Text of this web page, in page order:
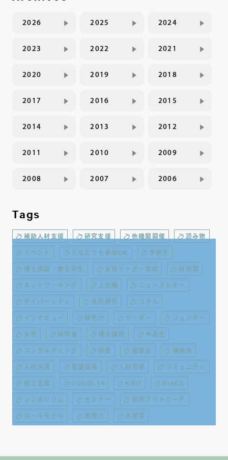
2026 2025 2024
2023 2022 2021
2020 2019 2018
2017 2016 2015
2014 2013 2012
2011 2010 2009
2008 2007 2006
Tags
補助人材支援 研究支援 他機関開催 読み物
イベント どなたでも参加OK 学部生
博士課程・修士学生 女性リーダー育成 桂田賞
ネットワーキング 上位職 ニュースレター
ダイバーシティ 共同研究 コラム
インタビュー 研究力 リーダー ジェンダー
女性 研究者 博士課程 中高生
コンサルティング 研修 座談会 補助金
人材派遣 意識改革 人材育成 コミュニティ
両立支援 COVID-19 KNIT RinGS
シンポジウム セミナー 研究アウトリーチ
ロールモデル 発信力 大塚賞